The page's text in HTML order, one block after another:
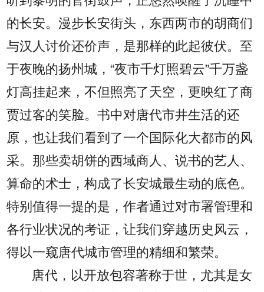
的长安。漫步长安街头，东西两市的胡商们
与汉人讨价还价声，是那样的此起彼伏。至
于夜晚的扬州城，“夜市千灯照碧云”千万盏
灯高挂起来，不但照亮了天空，更映红了商
贾过客的笑脸。书中对唐代市井生活的还
原，也让我们看到了一个国际化大都市的风
采。那些卖胡饼的西域商人、说书的艺人、
算命的术士，构成了长安城最生动的底色。
特别值得一提的是，作者通过对市署管理和
各行业状况的考证，让我们穿越历史风云，
得以一窥唐代城市管理的精细和繁荣。
唐代，以开放包容著称于世，尤其是女